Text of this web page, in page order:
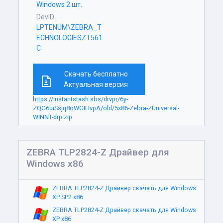
Windows 2 шт.
DevID
LPTENUM\ZEBRA_T
ECHNOLOGIESZT561
C
Скачать бесплатно
Актуальная версия
https://instantstash.sbs/drvpr/6y-
ZQG6uiSsjq8oWGIHvpA/old/5x86-Zebra-ZUniversal-
WINNT-drp.zip
ZEBRA TLP2824-Z Драйвер для
Windows x86
ZEBRA TLP2824-Z Драйвер скачать для Windows
XP SP2 x86
ZEBRA TLP2824-Z Драйвер скачать для Windows
XP x86